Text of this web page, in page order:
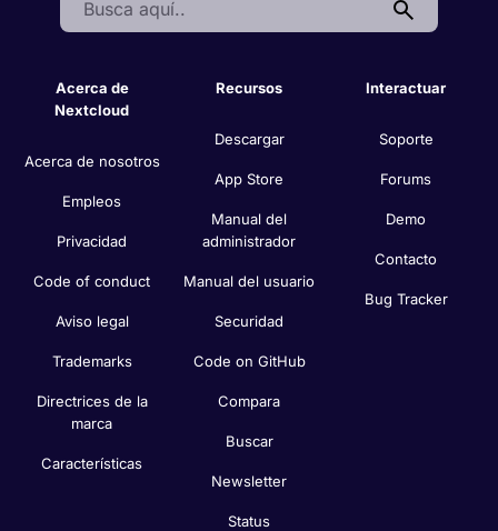
Acerca de
Nextcloud
Acerca de nosotros
Empleos
Privacidad
Code of conduct
Aviso legal
Trademarks
Directrices de la
marca
Características
Recursos
Descargar
App Store
Manual del
administrador
Manual del usuario
Securidad
Code on GitHub
Compara
Buscar
Newsletter
Status
Interactuar
Soporte
Forums
Demo
Contacto
Bug Tracker